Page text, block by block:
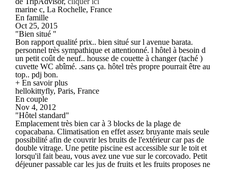
marine c, La Rochelle, France
En famille
Oct 25, 2015
"Bien situé "
Bon rapport qualité prix.. bien situé sur l avenue barata.
personnel très sympathique et attentionné. l hôtel à besoin d
un petit coût de neuf.. housse de couette à changer (taché )
cuvette WC abîmé. .sans ça. hôtel très propre pourrait être au
top.. pdj bon.
+ En savoir plus
hellokittyfly, Paris, France
En couple
Nov 4, 2012
"Hôtel standard"
Emplacement très bien car à 3 blocks de la plage de
copacabana. Climatisation en effet assez bruyante mais seule
possibilité afin de couvrir les bruits de l'extérieur car pas de
double vitrage. Une petite piscine est accessible sur le toit et
lorsqu'il fait beau, vous avez une vue sur le corcovado. Petit
déjeuner passable car les jus de fruits et les fruits proposes ne